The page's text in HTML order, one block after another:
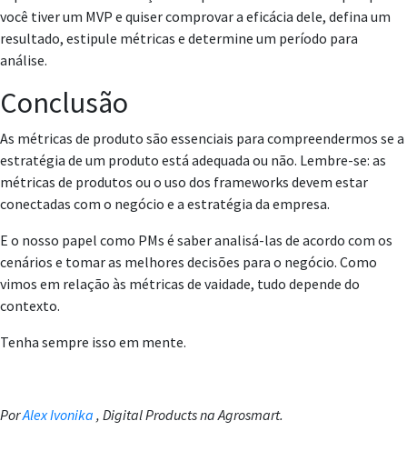
você tiver um MVP e quiser comprovar a eficácia dele, defina um
resultado, estipule métricas e determine um período para
análise.
Conclusão
As métricas de produto são essenciais para compreendermos se a
estratégia de um produto está adequada ou não. Lembre-se: as
métricas de produtos ou o uso dos frameworks devem estar
conectadas com o negócio e a estratégia da empresa.
E o nosso papel como PMs é saber analisá-las de acordo com os
cenários e tomar as melhores decisões para o negócio. Como
vimos em relação às métricas de vaidade, tudo depende do
contexto.
Tenha sempre isso em mente.
PorAlex Ivonika , Digital Products na Agrosmart.